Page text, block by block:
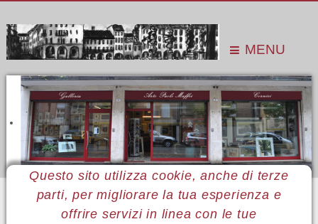
MENU
Questo sito utilizza cookie, anche di terze
parti, per migliorare la tua esperienza e
offrire servizi in linea con le tue
Sei qui: Home Le mostre
Mostre 2015
Luigina e Teresa Luzii
Allestimento